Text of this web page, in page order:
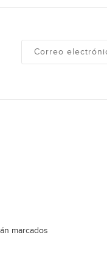
marcados